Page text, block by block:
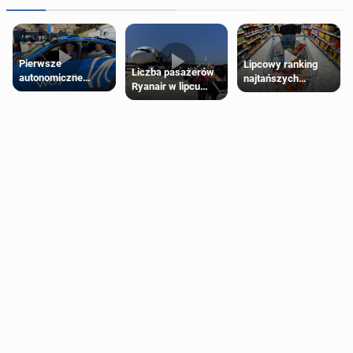
Pierwsze
autonomiczne
Ubery pojawią się
Liczba pasażerów
Ryanair w lipcu
pobiła rekord
Lipcowy ranking
najtańszych
supermarketów